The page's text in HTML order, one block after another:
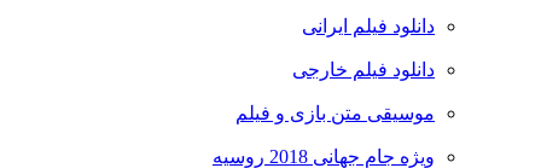
دانلود فیلم ایرانی
دانلود فیلم خارجی
موسیقی متن بازی و فیلم
ویژه جام جهانی 2018 روسیه